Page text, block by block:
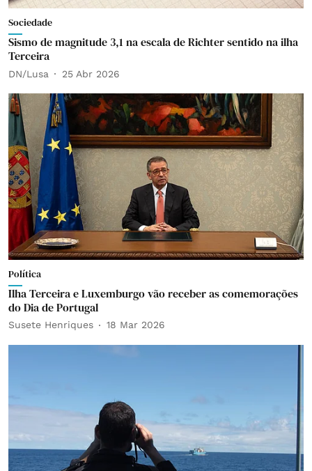
Sociedade
Sismo de magnitude 3,1 na escala de Richter sentido na ilha
Terceira
DN/Lusa 25 Abr 2026
Política
Ilha Terceira e Luxemburgo vão receber as comemorações
do Dia de Portugal
Susete Henriques 18 Mar 2026